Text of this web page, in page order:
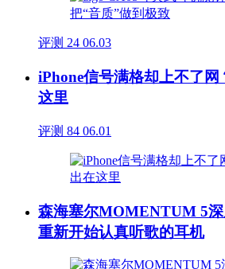
评测 24 06.03
iPhone信号满格却上不了
这里
评测 84 06.01
森海塞尔MOMENTUM 5
重新开始认真听歌的耳机